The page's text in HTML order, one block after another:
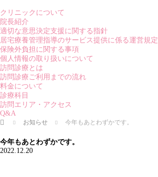
クリニックについて
院長紹介
適切な意思決定支援に関する指針
居宅療養管理指導のサービス提供に係る運営規定
保険外負担に関する事項
個人情報の取り扱いについて
訪問診療とは
訪問診療ご利用までの流れ
料金について
診療科目
訪問エリア・アクセス
Q&A
ホーム お知らせ 今年もあとわずかです。
今年もあとわずかです。
2022.12.20